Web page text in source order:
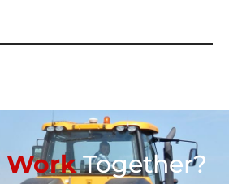
WorkTogether?